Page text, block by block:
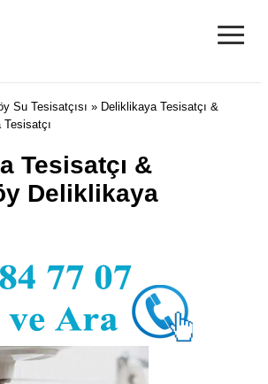
≡
Su Tesisatçısı » Deliklikaya Tesisatçı &
Tesisatçı &
Deliklikaya